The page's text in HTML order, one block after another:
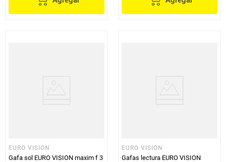
EURO VISION
Gafa sol EURO VISION maxim f 3
EURO VISION
Gafas lectura EURO VISION